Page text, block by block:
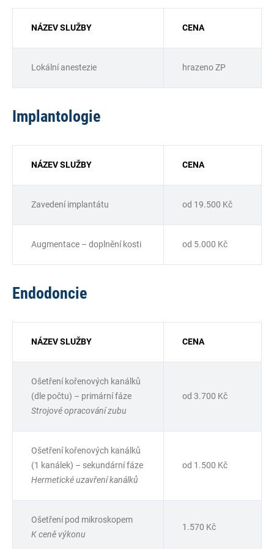
NÁZEV SLUŽBY CENA
Lokální anestezie hrazeno ZP
Implantologie
NÁZEV SLUŽBY CENA
Zavedení implantátu od 19.500 Kč
Augmentace – doplnění kosti od 5.000 Kč
Endodoncie
NÁZEV SLUŽBY CENA
Ošetření kořenových kanálků
(dle počtu) – primární fáze
Strojové opracování zubu
od 3.700 Kč
Ošetření kořenových kanálků
(1 kanálek) – sekundární fáze
Hermetické uzavření kanálků
od 1.500 Kč
Ošetření pod mikroskopem
K ceně výkonu
1.570 Kč